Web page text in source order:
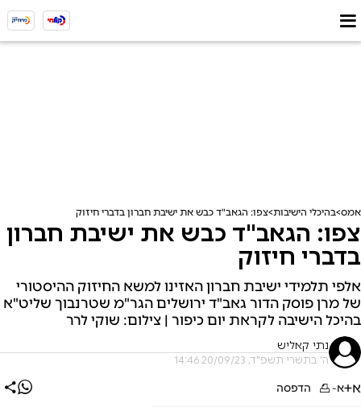
אמס בהיכלי הישיבות צפו: הגאב"ד כבש את ישיבת חברון בדברי חיזוק
צפו: הגאב"ד כבש את ישיבת חברון
בדברי חיזוק
אלפי תלמידי ישיבת חברון האזינו למשא החיזוק ההיסטורי
של מרן פוסק הדור גאב"ד ירושלים הגר"מ שטרנבוך שליט"א
בהיכל הישיבה לקראת יום כיפור | צילום: שוקי לרר
נתי קאליש
ה' בתשרי תשפ"ד, 20/09/23 14:46
א+א- הדפסה